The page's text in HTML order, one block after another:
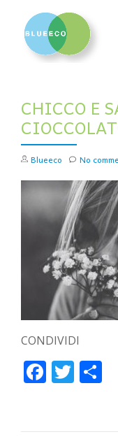
CHICCO E
Blueeco No
CONDIVIDI
FacebookTwitter